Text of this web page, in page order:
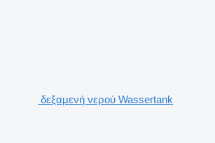
δεξαμενή νερού Wassertank